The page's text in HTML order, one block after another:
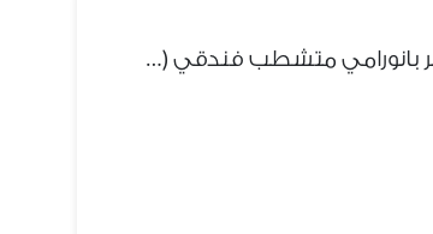
شاليه ارضي 100م ومعاه جاردن بView بحر بانورامي متشطب فندقي (جاهز للمعاينة) للبيع بسعر لقطة في أرقى قرية على البحر مباشرة في العين السخنة